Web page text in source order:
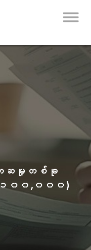
တဆမှုတစ်ခု
၉,၁၀၀,၀၀၀)